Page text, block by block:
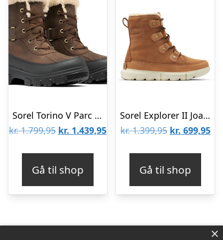
Sorel Torino V Parc WP Womens, Tobacco / Black
kr.1.799,95 Den
var:
kr. 1.799,95.
kr. 1.439,95Den
kr. 1.439,95.
Gå til shop
Sorel Explorer II Joan Womens, Velvet Tan / Fawn
kr.1.399,95 Den
var:
kr. 1.399,95.
kr. 699,95
kr.
Gå til shop
×